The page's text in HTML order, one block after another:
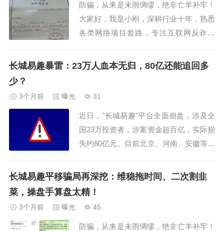
外，...
防骗，从来是未雨绸缪，绝非亡羊补牢！
大家好，我是小刚，深耕行业十年，熟悉
各类网络项目套路，专注互联网反诈科
所帮助。近期不少长城易趣受害投资人陆
拘留、逮捕文书...
长城易趣暴雷：23万人血本无归，80亿还能追回多
少？
3个月前 曝光 31
近日，"长城易趣"平台全面崩盘，涉及全
国23万投资者，涉案资金超百亿，实际损
失约80亿元。目前北京、河南、安徽等全
并不意味着资金能被追回。一、精心伪装
的"国企"外衣该平台最大的噱头就是"正部
级央企控股"...
长城易趣平移骗局再深挖：维稳拖时间、二次割韭
菜，操盘手算盘太精！
3个月前 曝光 45
防骗，从来是未雨绸缪，绝非亡羊补牢！